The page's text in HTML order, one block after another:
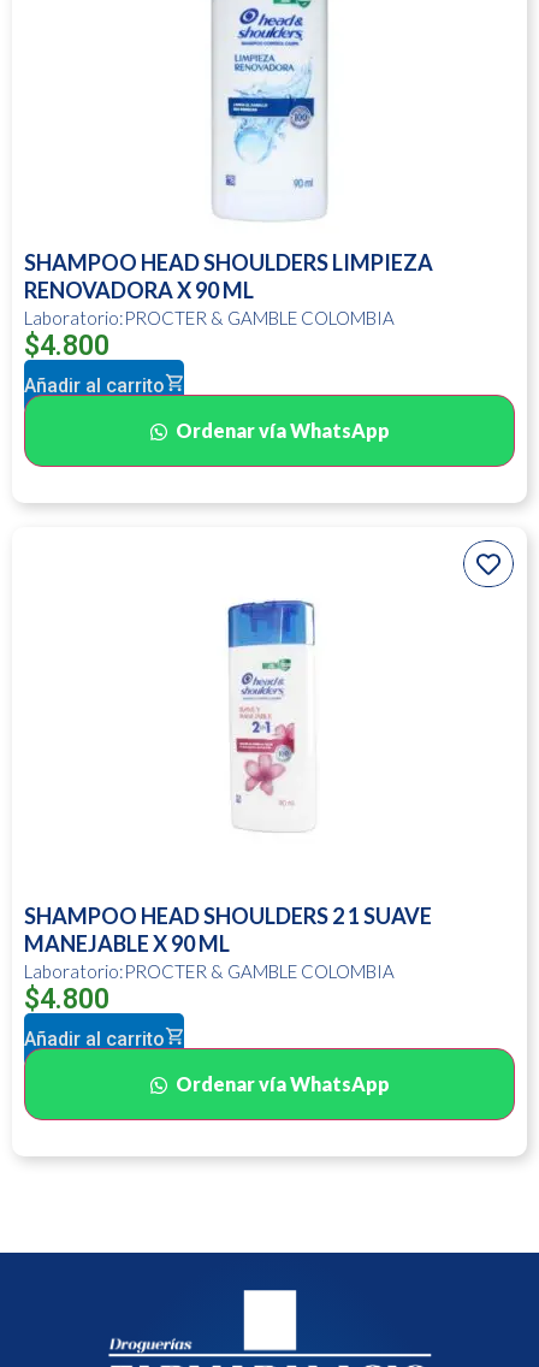
SHAMPOO HEAD SHOULDERS LIMPIEZA
RENOVADORA X 90 ML
Laboratorio:PROCTER & GAMBLE COLOMBIA
$4.800
Añadir al carrito
Ordenar vía WhatsApp
SHAMPOO HEAD SHOULDERS 2 1 SUAVE
MANEJABLE X 90 ML
Laboratorio:PROCTER & GAMBLE COLOMBIA
$4.800
Añadir al carrito
Ordenar vía WhatsApp